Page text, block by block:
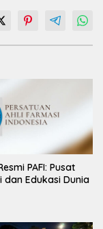
PAFI: Pusat
dan Edukasi Dunia